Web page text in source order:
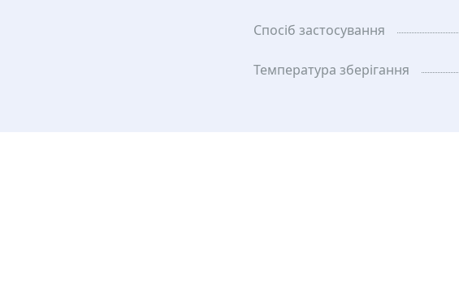
Спосіб застосування
Температура зберiгання